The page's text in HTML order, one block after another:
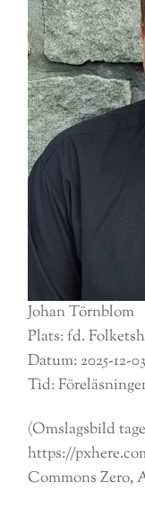
Johan Törnblom
Plats: fd.
Datum: 2025-12-03
Tid:
(Omslagsbild
https://
Commons Zero,